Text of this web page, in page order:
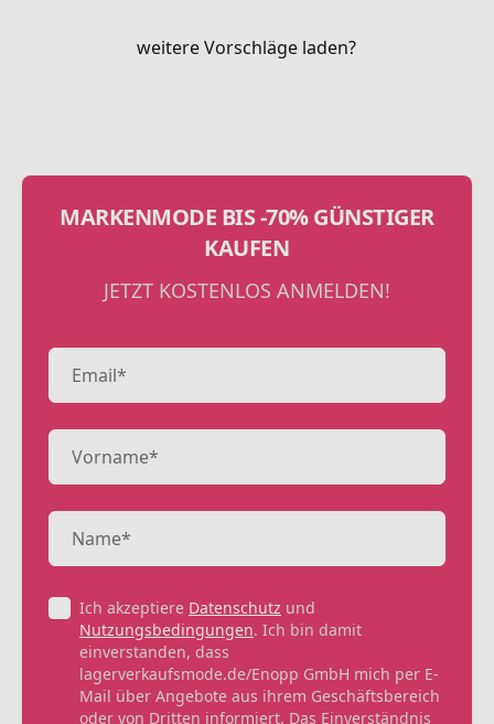
weitere Vorschläge laden?
MARKENMODE BIS -70% GÜNSTIGER
KAUFEN
JETZT KOSTENLOS ANMELDEN!
Ich akzeptiere Datenschutz und
Nutzungsbedingungen. Ich bin damit
einverstanden, dass
lagerverkaufsmode.de/Enopp GmbH mich per E-
Mail über Angebote aus ihrem Geschäftsbereich
oder von Dritten informiert. Das Einverständnis